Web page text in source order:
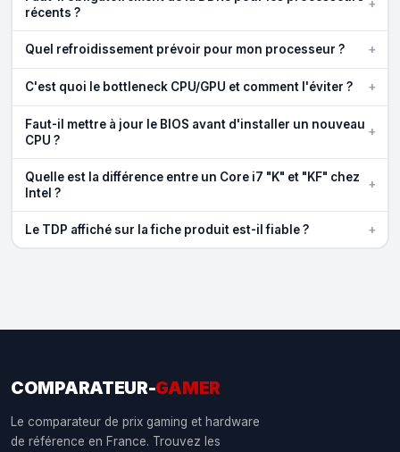
récents ?
+
Quel refroidissement prévoir pour mon processeur ? +
C'est quoi le bottleneck CPU/GPU et comment l'éviter ? +
Faut-il mettre à jour le BIOS avant d'installer un nouveau
CPU ?
+
Quelle est la différence entre un Core i7 "K" et "KF" chez
Intel ?
+
Le TDP affiché sur la fiche produit est-il fiable ? +
COMPARATEUR-GAMER
Le comparateur de prix gaming et hardware
de référence en France. Trouvez les